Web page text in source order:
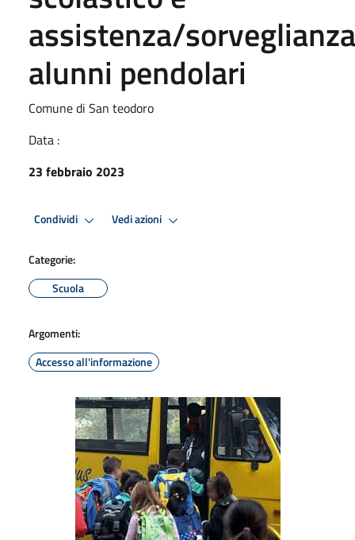
assistenza/sorveglianza
alunni pendolari
Comune di San teodoro
Data :
23 febbraio 2023
Condividi Vedi azioni
Categorie:
Scuola
Argomenti:
Accesso all'informazione